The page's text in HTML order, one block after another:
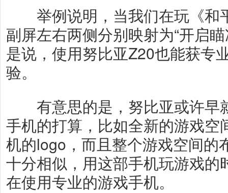
举例说明，当我们在玩《和
副屏左右两侧分别映射为“开启瞄
是说，使用努比亚Z20也能获专
验。
有意思的是，努比亚或许早
手机的打算，比如全新的游戏空
机的logo，而且整个游戏空间的
十分相似，用这部手机玩游戏的
在使用专业的游戏手机。